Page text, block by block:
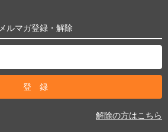
メルマガ登録・解除
解除の方はこちら